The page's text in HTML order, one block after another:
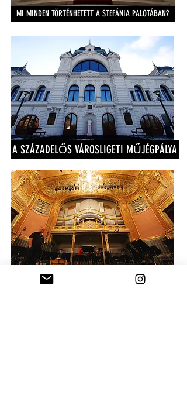
MI MINDEN TÖRTÉNHETETT A STEFÁNIA PALOTÁBAN?
A SZÁZADELŐS VÁROSLIGETI MŰJÉGPÁLYA
VESSZ EL A ZENEAKADÉMIA APRÓ RÉSZLETEIBEN!